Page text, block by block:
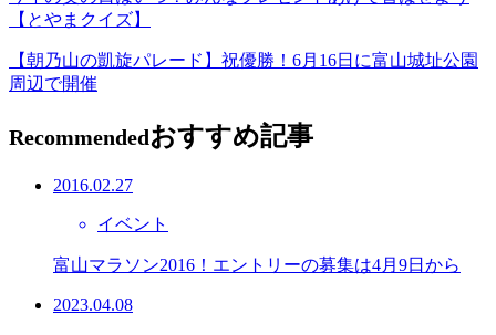
【とやまクイズ】
【朝乃山の凱旋パレード】祝優勝！6月16日に富山城址公園
周辺で開催
Recommendedおすすめ記事
2016.02.27
イベント
富山マラソン2016！エントリーの募集は4月9日から
2023.04.08